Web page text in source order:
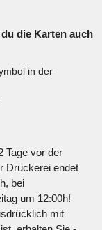
die Karten auch
in der
Tage vor der
Druckerei endet
bei
um 12:00h!
mit